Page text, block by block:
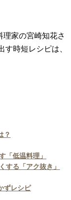
家の宮崎知花さ
す時短レシピは、
？
「低温料理」
する「アク抜き」
ずレシピ